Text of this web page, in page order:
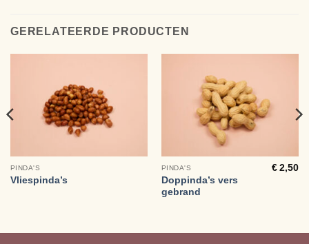
GERELATEERDE PRODUCTEN
PINDA'S
Vliespinda’s
PINDA'S
Doppinda’s vers
gebrand
€ 2,50